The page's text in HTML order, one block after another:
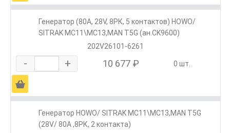
Генератор (80А, 28V, 8РК, 5 контактов) HOWO/
SITRAK МС11\МС13,MAN T5G (ан.CK9600)
202V26101-6261
- + 10 677 ₽ 0 шт.
Ä
Генератор HOWO/ SITRAK МС11\МС13,MAN T5G
(28V/ 80А ,8РК, 2 контакта)